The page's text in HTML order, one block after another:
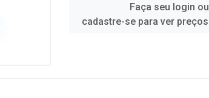
Faça seu login ou
cadastre-se para ver